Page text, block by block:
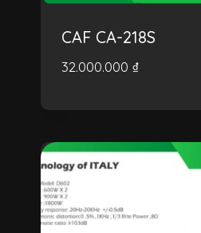
CAF CA-218S
32.000.000 ₫